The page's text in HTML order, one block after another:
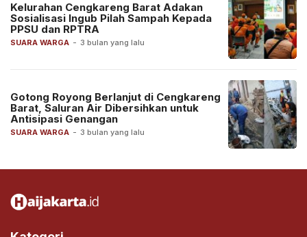
SUARA WARGA - 3 bulan yang lalu
Kelurahan Cengkareng Barat Adakan
Sosialisasi Ingub Pilah Sampah Kepada
PPSU dan RPTRA
SUARA WARGA - 3 bulan yang lalu
Gotong Royong Berlanjut di Cengkareng
Barat, Saluran Air Dibersihkan untuk
Antisipasi Genangan